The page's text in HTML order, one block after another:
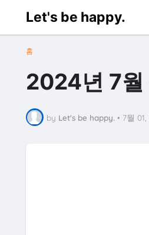
Let's be happy.
홈
2024년 7월
by Let's be happy. • 7월